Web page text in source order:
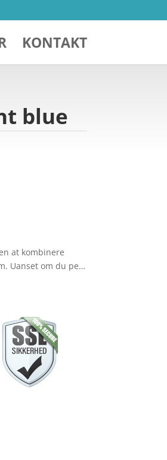
KONTAKT
blue
at kombinere
Uanset om du pe…